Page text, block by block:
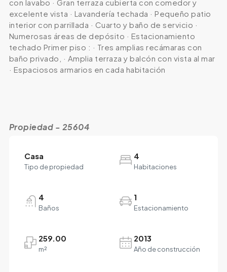
con lavabo · Gran terraza cubierta con comedor y
excelente vista · Lavandería techada · Pequeño patio
interior con parrillada · Cuarto y baño de servicio ·
Numerosas áreas de depósito · Estacionamiento
techado Primer piso : · Tres amplias recámaras con
baño privado, · Amplia terraza y balcón con vista al mar
· Espaciosos armarios en cada habitación
Propiedad - 25604
Casa
Tipo de propiedad
4
Habitaciones
4
Baños
1
Estacionamiento
259.00
m²
2013
Año de construcción